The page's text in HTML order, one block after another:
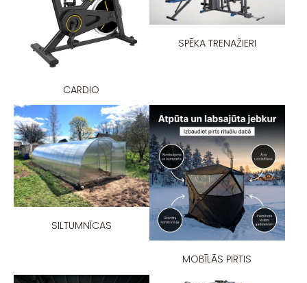
CARDIO
SPĒKA TRENAŽIERI
SILTUMNĪCAS
MOBĪLĀS PIRTIS